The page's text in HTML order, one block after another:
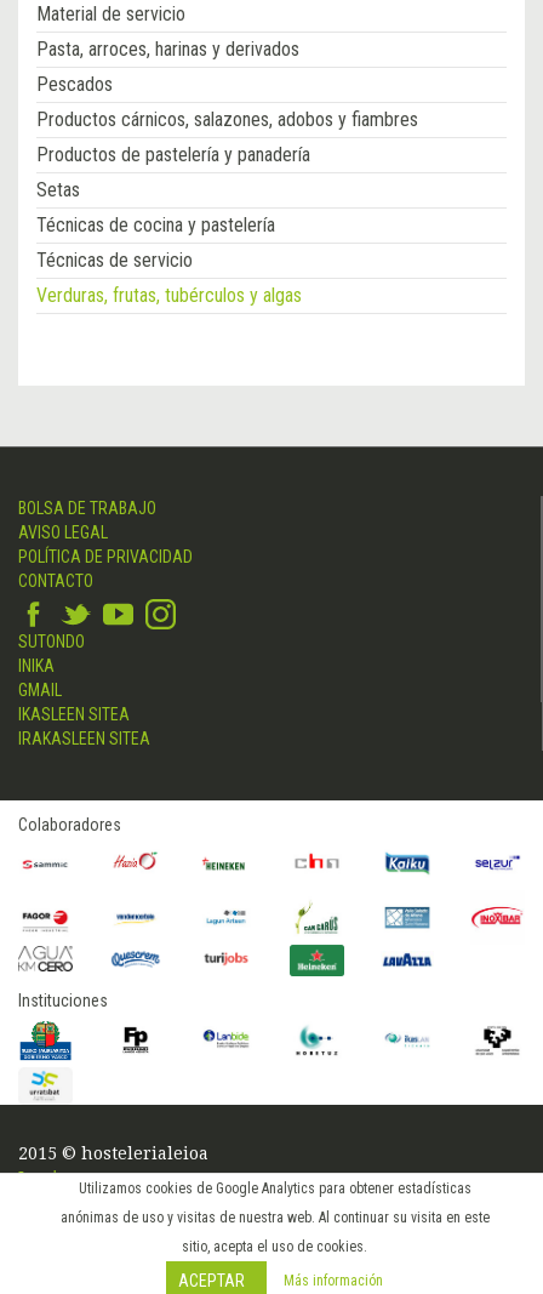
Utilizamos cookies de Google Analytics para obtener estadísticas
anónimas de uso y visitas de nuestra web. Al continuar su visita en este
sitio, acepta el uso de cookies.
ACEPTAR Más información
Material de servicio
Pasta, arroces, harinas y derivados
Pescados
Productos cárnicos, salazones, adobos y fiambres
Productos de pastelería y panadería
Setas
Técnicas de cocina y pastelería
Técnicas de servicio
Verduras, frutas, tubérculos y algas
BOLSA DE TRABAJO
AVISO LEGAL
POLÍTICA DE PRIVACIDAD
CONTACTO
SUTONDO
INIKA
GMAIL
IKASLEEN SITEA
IRAKASLEEN SITEA
Colaboradores
Instituciones
2015 © hostelerialeioa
Log in